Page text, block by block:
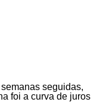
seguidas,
foi a curva de juros